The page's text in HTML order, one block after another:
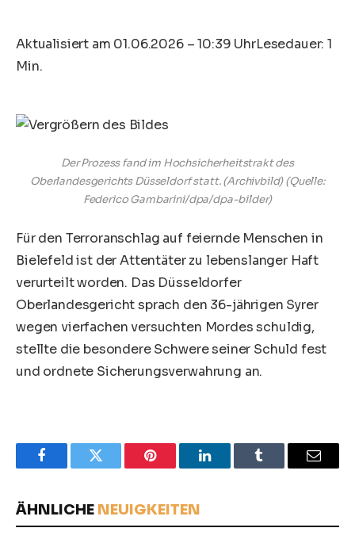
Aktualisiert am 01.06.2026 – 10:39 UhrLesedauer: 1
Min.
Der Prozess fand im Hochsicherheitstrakt des
Oberlandesgerichts Düsseldorf statt. (Archivbild)(Quelle:
Federico Gambarini/dpa/dpa-bilder)
Für den Terroranschlag auf feiernde Menschen in
Bielefeld ist der Attentäter zu lebenslanger Haft
verurteilt worden. Das Düsseldorfer
Oberlandesgericht sprach den 36-jährigen Syrer
wegen vierfachen versuchten Mordes schuldig,
stellte die besondere Schwere seiner Schuld fest
und ordnete Sicherungsverwahrung an.
FacebookTwitter Pinterest LinkedInTumblr Email
ÄHNLICHE NEUIGKEITEN